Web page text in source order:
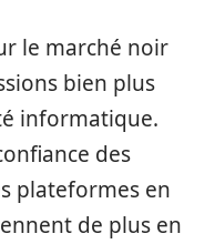
le marché noir
bien plus
informatique.
des
plateformes en
de plus en